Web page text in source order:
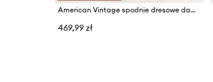
American Vintage spodnie dresowe damskie bawełniane z elastanem
469,99 zł